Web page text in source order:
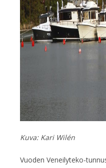
Kuva: Kari Wilén
Vuoden Veneilyteko-